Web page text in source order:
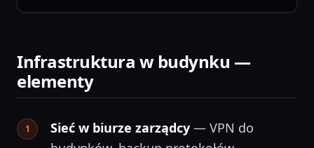
Infrastruktura w budynku —
elementy
Sieć w biurze zarządcy — VPN do